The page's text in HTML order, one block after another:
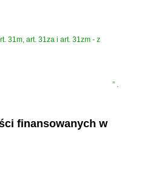
31m, art. 31za i art. 31zm - z
” .
finansowanych w